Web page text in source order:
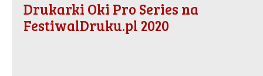
Drukarki Oki Pro Series na
FestiwalDruku.pl 2020